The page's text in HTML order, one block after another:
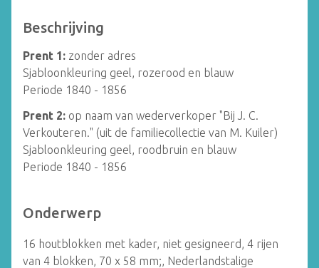
Beschrijving
Prent 1: zonder adres
Sjabloonkleuring geel, rozerood en blauw
Periode 1840 - 1856
Prent 2: op naam van wederverkoper "Bij J. C.
Verkouteren." (uit de familiecollectie van M. Kuiler)
Sjabloonkleuring geel, roodbruin en blauw
Periode 1840 - 1856
Onderwerp
16 houtblokken met kader, niet gesigneerd, 4 rijen
van 4 blokken, 70 x 58 mm;, Nederlandstalige